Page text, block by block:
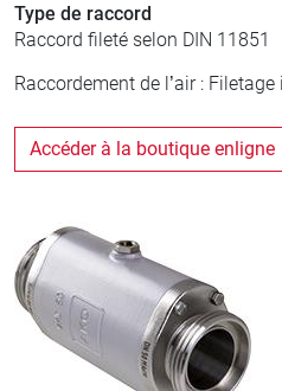
Type de raccord
Raccord fileté selon DIN 11851
Raccordement de l’air :
Accéder à la boutique enligne